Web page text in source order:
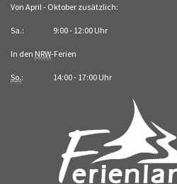
Von April - Oktober zusätzlich:
Sa.: 9:00 - 12:00 Uhr
In den NRW-Ferien
So.: 14:00 - 17:00 Uhr